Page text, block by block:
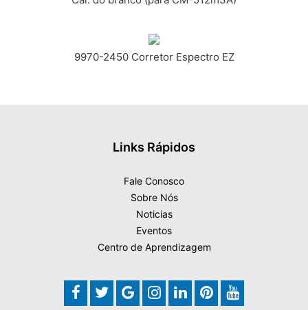
9970-2450 Corretor Espectro EZ
Links Rápidos
Fale Conosco
Sobre Nós
Noticias
Eventos
Centro de Aprendizagem